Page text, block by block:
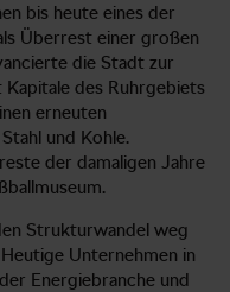
bis heute eines der
Überrest einer großen
die Stadt zur
des Ruhrgebiets
erneuten
und Kohle.
der damaligen Jahre
Strukturwandel weg
Unternehmen in
Energiebranche und